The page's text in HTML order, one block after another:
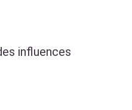
influences